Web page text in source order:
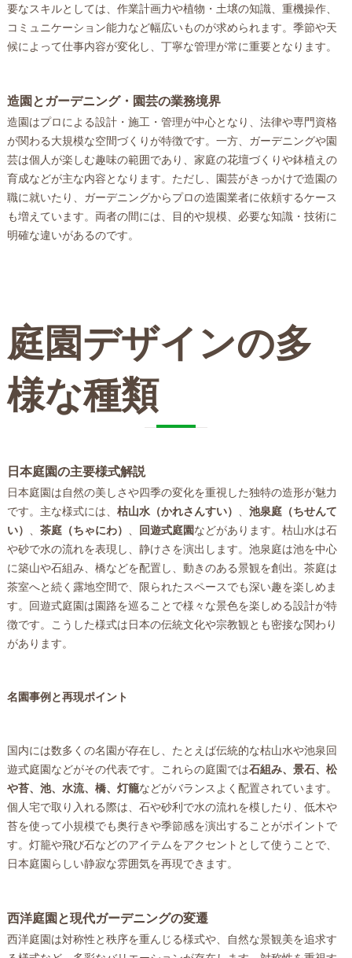
要なスキルとしては、作業計画力や植物・土壌の知識、重機操作、
コミュニケーション能力など幅広いものが求められます。季節や天
候によって仕事内容が変化し、丁寧な管理が常に重要となります。
造園とガーデニング・園芸の業務境界
造園はプロによる設計・施工・管理が中心となり、法律や専門資格
が関わる大規模な空間づくりが特徴です。一方、ガーデニングや園
芸は個人が楽しむ趣味の範囲であり、家庭の花壇づくりや鉢植えの
育成などが主な内容となります。ただし、園芸がきっかけで造園の
職に就いたり、ガーデニングからプロの造園業者に依頼するケース
も増えています。両者の間には、目的や規模、必要な知識・技術に
明確な違いがあるのです。
庭園デザインの多
様な種類
日本庭園の主要様式解説
日本庭園は自然の美しさや四季の変化を重視した独特の造形が魅力
です。主な様式には、 枯山水（かれさんすい） 、 池泉庭（ちせんて
い） 、 茶庭（ちゃにわ） 、 回遊式庭園などがあります。枯山水は石
や砂で水の流れを表現し、静けさを演出します。池泉庭は池を中心
に築山や石組み、橋などを配置し、動きのある景観を創出。茶庭は
茶室へと続く露地空間で、限られたスペースでも深い趣を楽しめま
す。回遊式庭園は園路を巡ることで様々な景色を楽しめる設計が特
徴です。こうした様式は日本の伝統文化や宗教観とも密接な関わり
があります。
名園事例と再現ポイント
国内には数多くの名園が存在し、たとえば伝統的な枯山水や池泉回
遊式庭園などがその代表です。これらの庭園では石組み、景石、松
や苔、池、水流、橋、灯籠などがバランスよく配置されています。
個人宅で取り入れる際は、石や砂利で水の流れを模したり、低木や
苔を使って小規模でも奥行きや季節感を演出することがポイントで
す。灯籠や飛び石などのアイテムをアクセントとして使うことで、
日本庭園らしい静寂な雰囲気を再現できます。
西洋庭園と現代ガーデニングの変遷
西洋庭園は対称性と秩序を重んじる様式や、自然な景観美を追求す